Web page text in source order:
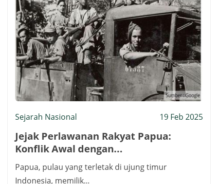
Sejarah Nasional 19 Feb 2025
Jejak Perlawanan Rakyat Papua:
Konflik Awal dengan...
Papua, pulau yang terletak di ujung timur
Indonesia, memilik...